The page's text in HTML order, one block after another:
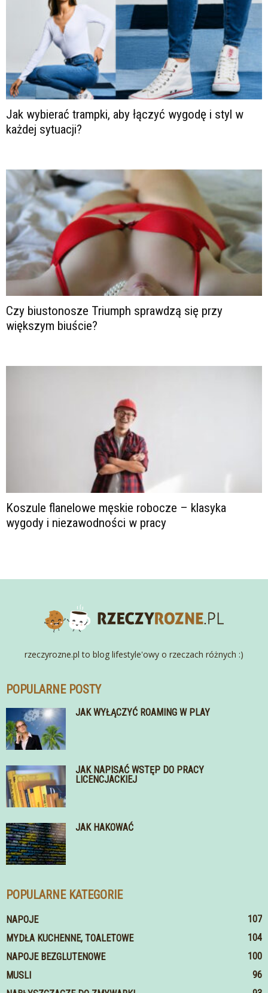
Jak wybierać trampki, aby łączyć wygodę i styl w
każdej sytuacji?
Czy biustonosze Triumph sprawdzą się przy
większym biuście?
Koszule flanelowe męskie robocze – klasyka
wygody i niezawodności w pracy
rzeczyrozne.pl to blog lifestyle'owy o rzeczach różnych :)
POPULARNE POSTY
JAK WYŁĄCZYĆ ROAMING W PLAY
JAK NAPISAĆ WSTĘP DO PRACY
LICENCJACKIEJ
JAK HAKOWAĆ
POPULARNE KATEGORIE
NAPOJE
107
MYDŁA KUCHENNE, TOALETOWE
104
NAPOJE BEZGLUTENOWE
100
MUSLI
96